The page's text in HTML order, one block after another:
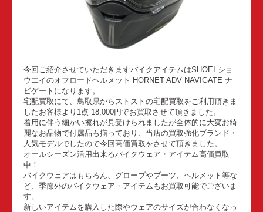
今回ご紹介させていただきますバイクアイテムはSHOEI ショ
ウエイのオフロードヘルメット HORNET ADV NAVIGATE ナ
ビゲートになります。
宅配買取にて、鳥取県からストストの宅配買取をご利用頂きま
したお客様より1点 18,000円でお買取させて頂きました。
着用に伴う細かい擦れが見受けられましたが全体的に大変お綺
麗なお品物で付属品も揃っており、当店の買取強化ブランド・
人気モデルでしたので今回高価買取をさせて頂きました。
オールシーズン活用出来るバイクウェア・アイテム高価買取
中！
バイクウェアはもちろん、グローブやブーツ、ヘルメット等な
ど、季節外のバイクウェア・アイテムもお買取可能でございま
す。
新しいアイテムを購入した際やウェアのサイズが合わなくなっ